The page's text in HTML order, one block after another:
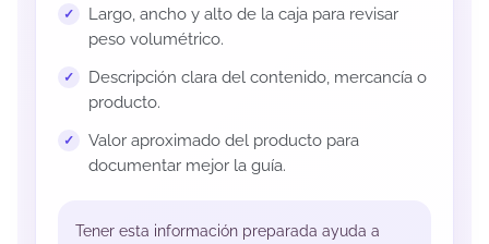
Largo, ancho y alto de la caja para revisar
peso volumétrico.
Descripción clara del contenido, mercancía o
producto.
Valor aproximado del producto para
documentar mejor la guía.
Tener esta información preparada ayuda a